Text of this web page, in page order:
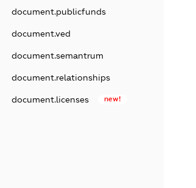
document.publicfunds
document.ved
document.semantrum
document.relationships
document.licenses new!